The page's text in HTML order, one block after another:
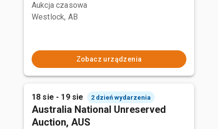
Aukcja czasowa
Westlock, AB
Zobacz urządzenia
18 sie - 19 sie 2 dzień wydarzenia
Australia National Unreserved
Auction, AUS